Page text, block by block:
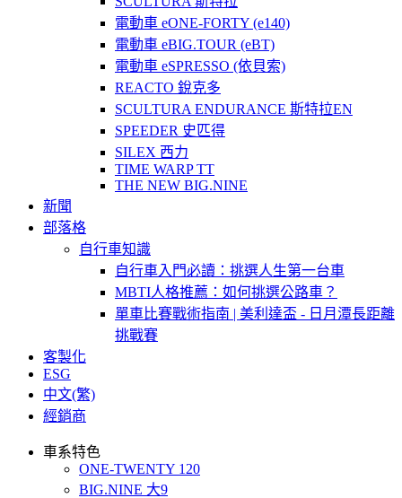
電動車 eONE-FORTY (e140)
電動車 eBIG.TOUR (eBT)
電動車 eSPRESSO (依貝索)
REACTO 銳克多
SCULTURA ENDURANCE 斯特拉EN
SPEEDER 史匹得
SILEX 西力
TIME WARP TT
THE NEW BIG.NINE
新聞
部落格
自行車知識
自行車入門必讀：挑選人生第一台車
MBTI人格推薦：如何挑選公路車？
單車比賽戰術指南 | 美利達盃 - 日月潭長距離
挑戰賽
客製化
ESG
中文(繁)
經銷商
車系特色
ONE-TWENTY 120
BIG.NINE 大9